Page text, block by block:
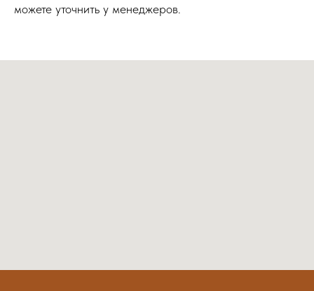
можете уточнить у менеджеров.